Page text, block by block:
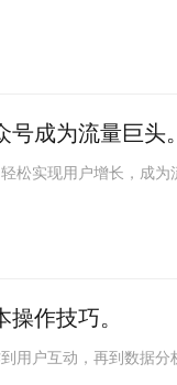
成为流量巨头。
松实现用户增长，成为
作技巧。
用户互动，再到数据分